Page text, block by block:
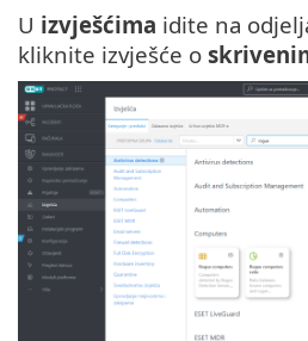
U izvješćima idite na
kliknite izvješće o